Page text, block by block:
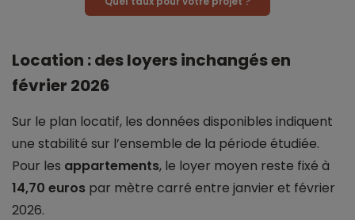
Location : des loyers inchangés en
février 2026
Sur le plan locatif, les données disponibles indiquent
une stabilité sur l’ensemble de la période étudiée.
Pour les appartements, le loyer moyen reste fixé à
14,70 euros par mètre carré entre janvier et février
2026.